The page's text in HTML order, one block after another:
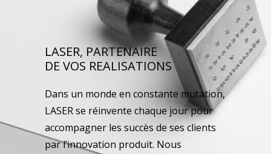
LASER, PARTENAIRE
DE VOS REALISATIONS
Dans un monde en constante mutation,
LASER se réinvente chaque jour pour
accompagner les succès de ses clients
par l’innovation produit. Nous